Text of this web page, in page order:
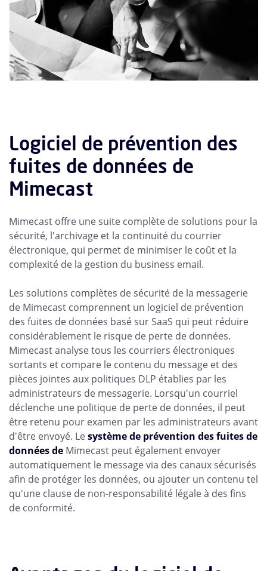
Logiciel de prévention des
fuites de données de
Mimecast
Mimecast offre une suite complète de solutions pour la
sécurité, l'archivage et la continuité du courrier
électronique, qui permet de minimiser le coût et la
complexité de la gestion du business email.
Les solutions complètes de sécurité de la messagerie
de Mimecast comprennent un logiciel de prévention
des fuites de données basé sur SaaS qui peut réduire
considérablement le risque de perte de données.
Mimecast analyse tous les courriers électroniques
sortants et compare le contenu du message et des
pièces jointes aux politiques DLP établies par les
administrateurs de messagerie. Lorsqu'un courriel
déclenche une politique de perte de données, il peut
être retenu pour examen par les administrateurs avant
d'être envoyé. Lesystème de prévention des fuites de
données de Mimecast peut également envoyer
automatiquement le message via des canaux sécurisés
afin de protéger les données, ou ajouter un contenu tel
qu'une clause de non-responsabilité légale à des fins
de conformité.